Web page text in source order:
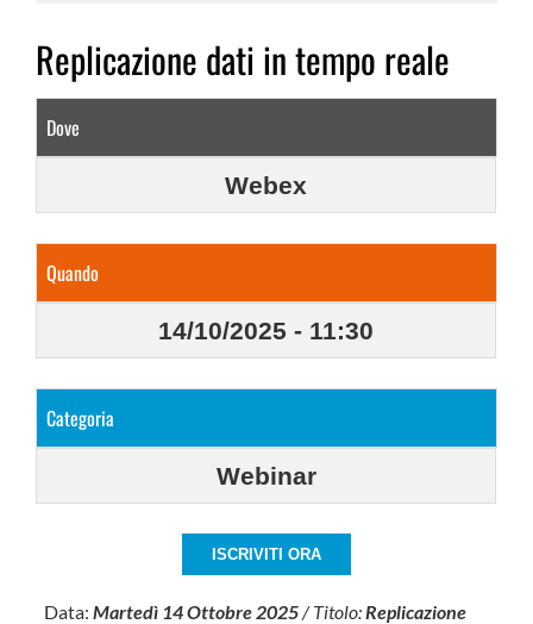
Replicazione dati in tempo reale
Dove
Webex
Quando
14/10/2025 - 11:30
Categoria
Webinar
ISCRIVITI ORA
Data:Martedì 14 Ottobre 2025/ Titolo:Replicazione